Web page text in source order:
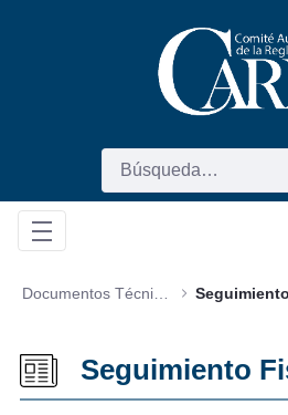
Documentos Técnicos
Seguimiento